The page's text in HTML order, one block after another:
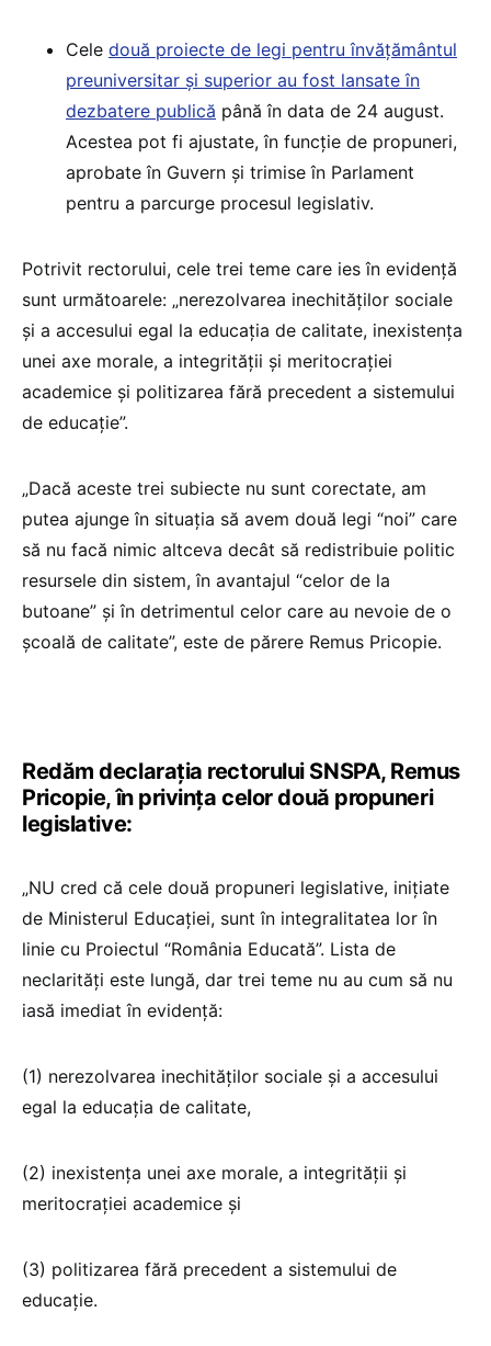
Cele două proiecte de legi pentru învățământul
preuniversitar și superior au fost lansate în
dezbatere publică până în data de 24 august.
Acestea pot fi ajustate, în funcție de propuneri,
aprobate în Guvern și trimise în Parlament
pentru a parcurge procesul legislativ.
Potrivit rectorului, cele trei teme care ies în evidență
sunt următoarele: „nerezolvarea inechităților sociale
și a accesului egal la educația de calitate, inexistența
unei axe morale, a integrității şi meritocrației
academice și politizarea fără precedent a sistemului
de educație”.
„Dacă aceste trei subiecte nu sunt corectate, am
putea ajunge în situația să avem două legi “noi” care
să nu facă nimic altceva decât să redistribuie politic
resursele din sistem, în avantajul “celor de la
butoane” şi în detrimentul celor care au nevoie de o
şcoală de calitate”, este de părere Remus Pricopie.
Redăm declaraţia rectorului SNSPA, Remus
Pricopie, în privința celor două propuneri
legislative:
„NU cred că cele două propuneri legislative, inițiate
de Ministerul Educației, sunt în integralitatea lor în
linie cu Proiectul “România Educată”. Lista de
neclarități este lungă, dar trei teme nu au cum să nu
iasă imediat în evidență:
(1) nerezolvarea inechităților sociale și a accesului
egal la educația de calitate,
(2) inexistența unei axe morale, a integrității şi
meritocrației academice și
(3) politizarea fără precedent a sistemului de
educație.